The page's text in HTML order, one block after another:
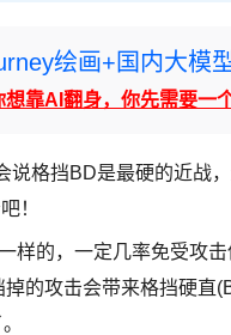
绘画+国内大模
想靠AI翻身，你先需要一
说格挡BD是最硬的近战
！
样的，一定几率免受攻
的攻击会带来格挡硬直